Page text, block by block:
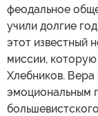
феодальное
учили долгие
этот известный
миссии,
Хлебников.
эмоциональным